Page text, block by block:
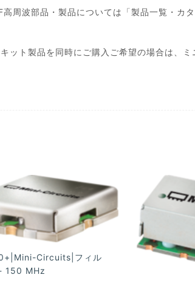
周波部品・製品については「製品一覧・カ
ット製品を同時にご購入ご希望の場合は、
Circuits|フィル
150 MHz